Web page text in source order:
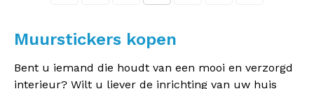
Muurstickers kopen
Bent u iemand die houdt van een mooi en verzorgd
interieur? Wilt u liever de inrichting van uw huis